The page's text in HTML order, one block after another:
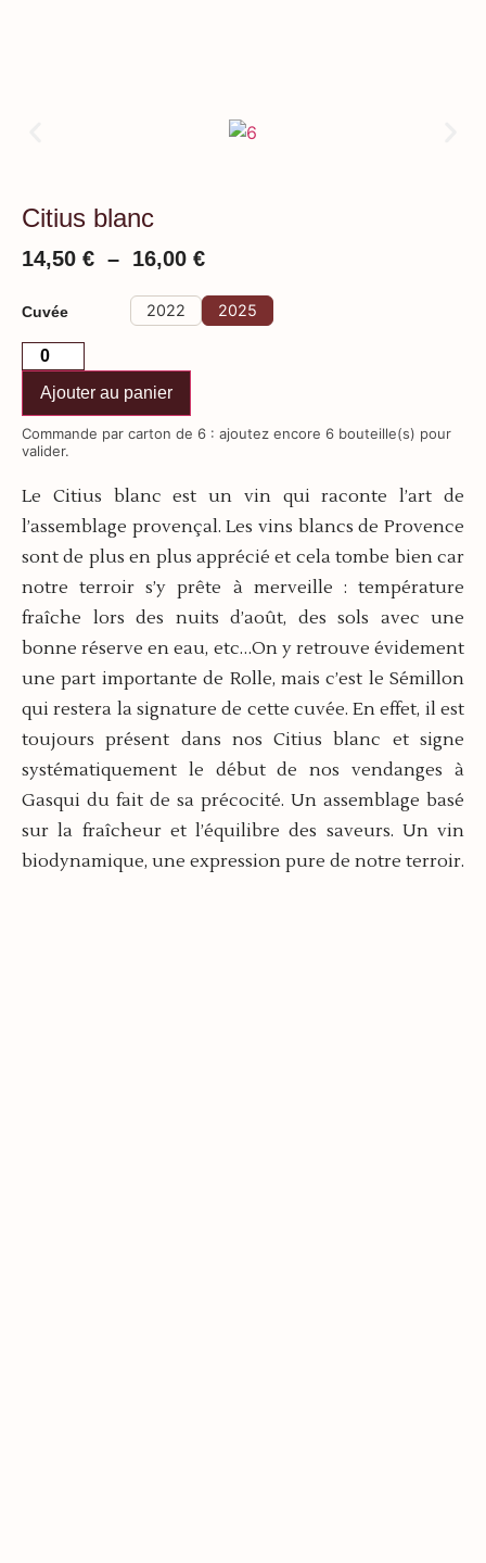
Citius blanc
14,50 € – 16,00 €
Cuvée 2022 2025
Ajouter au panier
Commande par carton de 6 : ajoutez encore 6 bouteille(s) pour
valider.
Le Citius blanc est un vin qui raconte l’art de
l’assemblage provençal. Les vins blancs de Provence
sont de plus en plus apprécié et cela tombe bien car
notre terroir s’y prête à merveille : température
fraîche lors des nuits d’août, des sols avec une
bonne réserve en eau, etc…On y retrouve évidement
une part importante de Rolle, mais c’est le Sémillon
qui restera la signature de cette cuvée. En effet, il est
toujours présent dans nos Citius blanc et signe
systématiquement le début de nos vendanges à
Gasqui du fait de sa précocité. Un assemblage basé
sur la fraîcheur et l’équilibre des saveurs. Un vin
biodynamique, une expression pure de notre terroir.